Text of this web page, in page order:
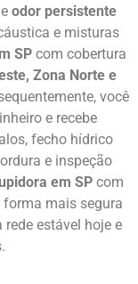
e odor persistente
e misturas
SP com cobertura
Zona Norte e
você
e recebe
fecho hídrico
e inspeção
em SP com
forma mais segura
estável hoje e